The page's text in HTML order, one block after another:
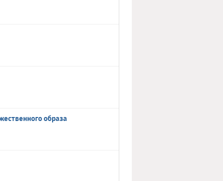
образа